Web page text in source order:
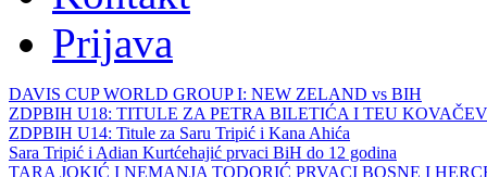
Prijava
DAVIS CUP WORLD GROUP I: NEW ZELAND vs BIH
ZDPBIH U18: TITULE ZA PETRA BILETIĆA I TEU
ZDPBIH U14: Titule za Saru Tripić i Kana Ahića
Sara Tripić i Adian Kurtćehajić prvaci BiH do 12 godina
TARA JOKIĆ I NEMANJA TODORIĆ PRVACI BOSNE I